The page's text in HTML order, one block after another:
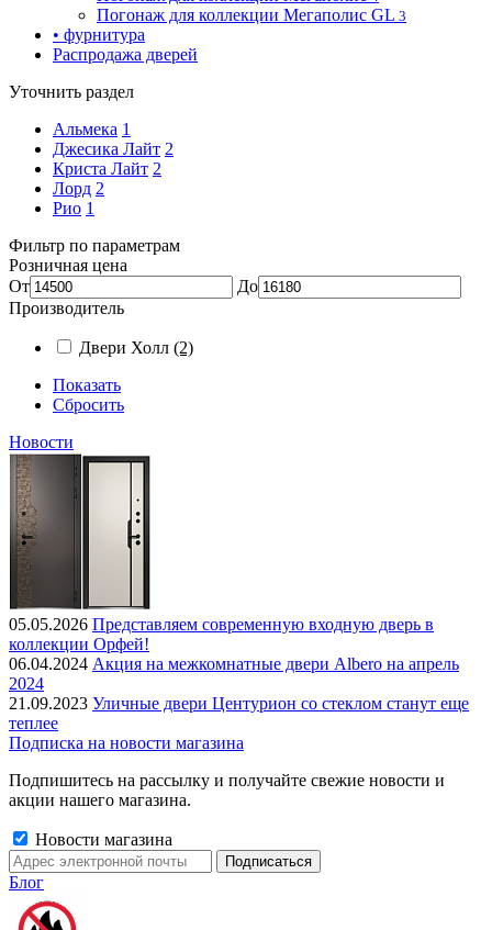
Погонаж для коллекции Мегаполис GL 3
• фурнитура
Распродажа дверей
Уточнить раздел
Альмека 1
Джесика Лайт 2
Криста Лайт 2
Лорд 2
Рио 1
Фильтр по параметрам
Розничная цена
От
До
Производитель
Двери Холл (2)
Показать
Сбросить
Новости
05.05.2026 Представляем современную входную дверь в
коллекции Орфей!
06.04.2024 Акция на межкомнатные двери Albero на апрель
2024
21.09.2023 Уличные двери Центурион со стеклом станут еще
теплее
Подписка на новости магазина
Подпишитесь на рассылку и получайте свежие новости и
акции нашего магазина.
Новости магазина
Блог